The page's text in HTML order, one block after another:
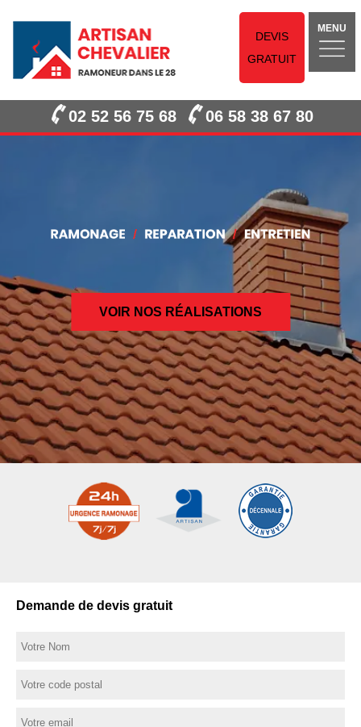
DEVIS
GRATUIT
MENU
02 52 56 75 68 06 58 38 67 80
VOIR NOS RÉALISATIONS
Demande de devis gratuit